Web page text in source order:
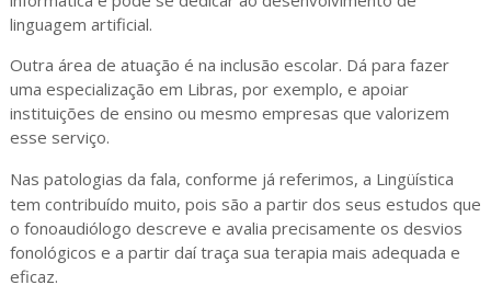
linguagem artificial.
Outra área de atuação é na inclusão escolar. Dá para fazer
uma especialização em Libras, por exemplo, e apoiar
instituições de ensino ou mesmo empresas que valorizem
esse serviço.
Nas patologias da fala, conforme já referimos, a Lingüística
tem contribuído muito, pois são a partir dos seus estudos que
o fonoaudiólogo descreve e avalia precisamente os desvios
fonológicos e a partir daí traça sua terapia mais adequada e
eficaz.